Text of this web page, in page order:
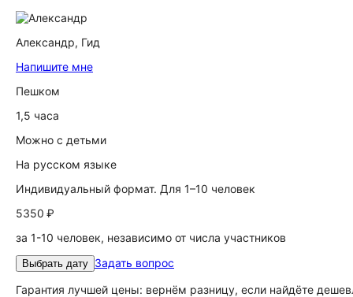
Александр, Гид
Напишите мне
Пешком
1,5 часа
Можно с детьми
На русском языке
Индивидуальный формат. Для 1–10 человек
5350 ₽
за 1-10 человек, независимо от числа участников
Выбрать дату Задать вопрос
Гарантия лучшей цены: вернём разницу, если найдёте